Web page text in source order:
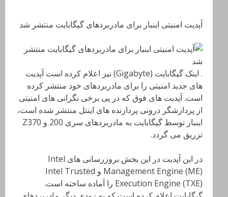
آپدیت امنیتی اینبار برای مادربردهای گیگابایت منتشر شد
. اینک گیگابایت (Gigabyte) نیز اعلام کرده است آپدیت
های جدید امنیتی را برای مادربردهای خود منتشر کرده
است. آپدیت های فوق که در پی برخی نگرانی های امنیتی
از پردازشگر درونی پردازنده های اینتل منتشر شده است،
اینبار توسط گیگابایت به مادربردهای سری 200 و Z370
تزریق می گردد.
در این آپدیت در این بخش بروزرسانی های Intel
Management Engine (ME) و Intel Trusted
Execution Engine (TXE) را آماده ساخته است.